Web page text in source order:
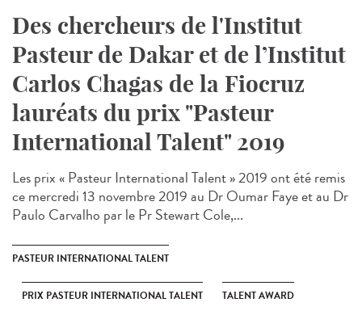
Des chercheurs de l'Institut
Pasteur de Dakar et de l’Institut
Carlos Chagas de la Fiocruz
lauréats du prix "Pasteur
International Talent" 2019
Les prix « Pasteur International Talent » 2019 ont été remis
ce mercredi 13 novembre 2019 au Dr Oumar Faye et au Dr
Paulo Carvalho par le Pr Stewart Cole,...
PASTEUR INTERNATIONAL TALENT
PRIX PASTEUR INTERNATIONAL TALENT TALENT AWARD